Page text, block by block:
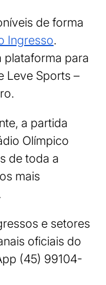
de forma
Ingresso.
para
Leve Sports –
a partida
Olímpico
de toda a
mais
e setores
oficiais do
(45) 99104-